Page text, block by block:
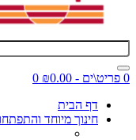
0 פריט\ים - ₪0.00
0
דף הבית
חינוך מיוחד